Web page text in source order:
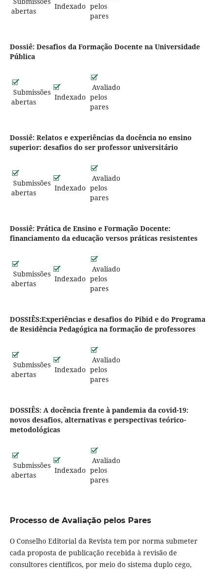
abertas
Indexado pelos
pares
Dossiê: Desafios da Formação Docente na Universidade
Pública
Submissões
abertas
Indexado
Avaliado
pelos
pares
Dossiê: Relatos e experiências da docência no ensino
superior: desafios do ser professor universitário
Submissões
abertas
Indexado
Avaliado
pelos
pares
Dossiê: Prática de Ensino e Formação Docente:
financiamento da educação versos práticas resistentes
Submissões
abertas
Indexado
Avaliado
pelos
pares
DOSSIÊS:Experiências e desafios do Pibid e do Programa
de Residência Pedagógica na formação de professores
Submissões
abertas
Indexado
Avaliado
pelos
pares
DOSSIÊS: A docência frente à pandemia da covid-19:
novos desafios, alternativas e perspectivas teórico-
metodológicas
Submissões
abertas
Indexado
Avaliado
pelos
pares
Processo de Avaliação pelos Pares
O Conselho Editorial da Revista tem por norma submeter
cada proposta de publicação recebida à revisão de
consultores científicos, por meio do sistema duplo cego,